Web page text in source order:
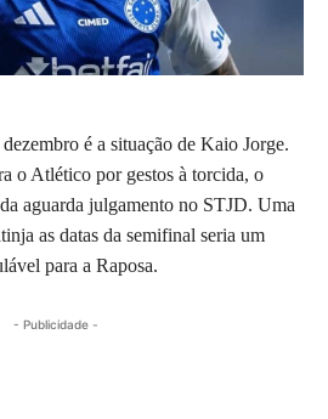
é a situação de Kaio Jorge.
o Atlético por gestos à torcida, o
aguarda julgamento no STJD. Uma
as datas da semifinal seria um
para a Raposa.
- Publicidade -